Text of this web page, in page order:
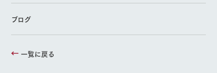
ブログ
一覧に戻る